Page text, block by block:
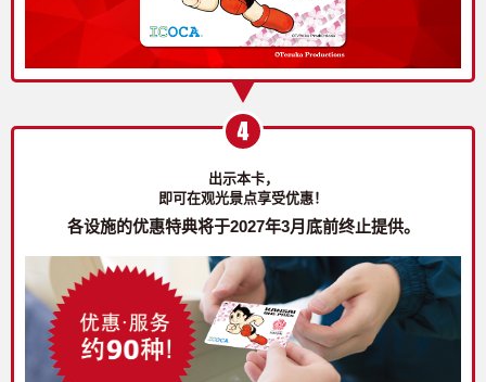
出示本卡，
即可在观光景点享受优惠！
各设施的优惠特典将于2027年3月底前终止提供。